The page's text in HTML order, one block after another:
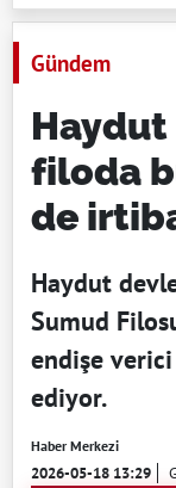
Gündem
Haydut
filoda
de
Haydut
Sumud
endişe
ediyor.
Haber Merkezi
2026-05-18 13:29